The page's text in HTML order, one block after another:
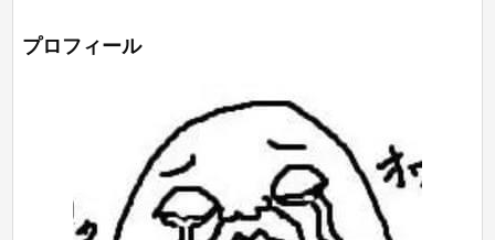
プロフィール